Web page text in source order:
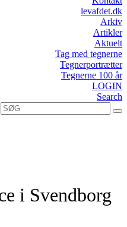
levafdet.dk
Arkiv
Artikler
Aktuelt
Tag med tegnerne
Tegnerportrætter
Tegnerne 100 år
LOGIN
Search
i Svendborg